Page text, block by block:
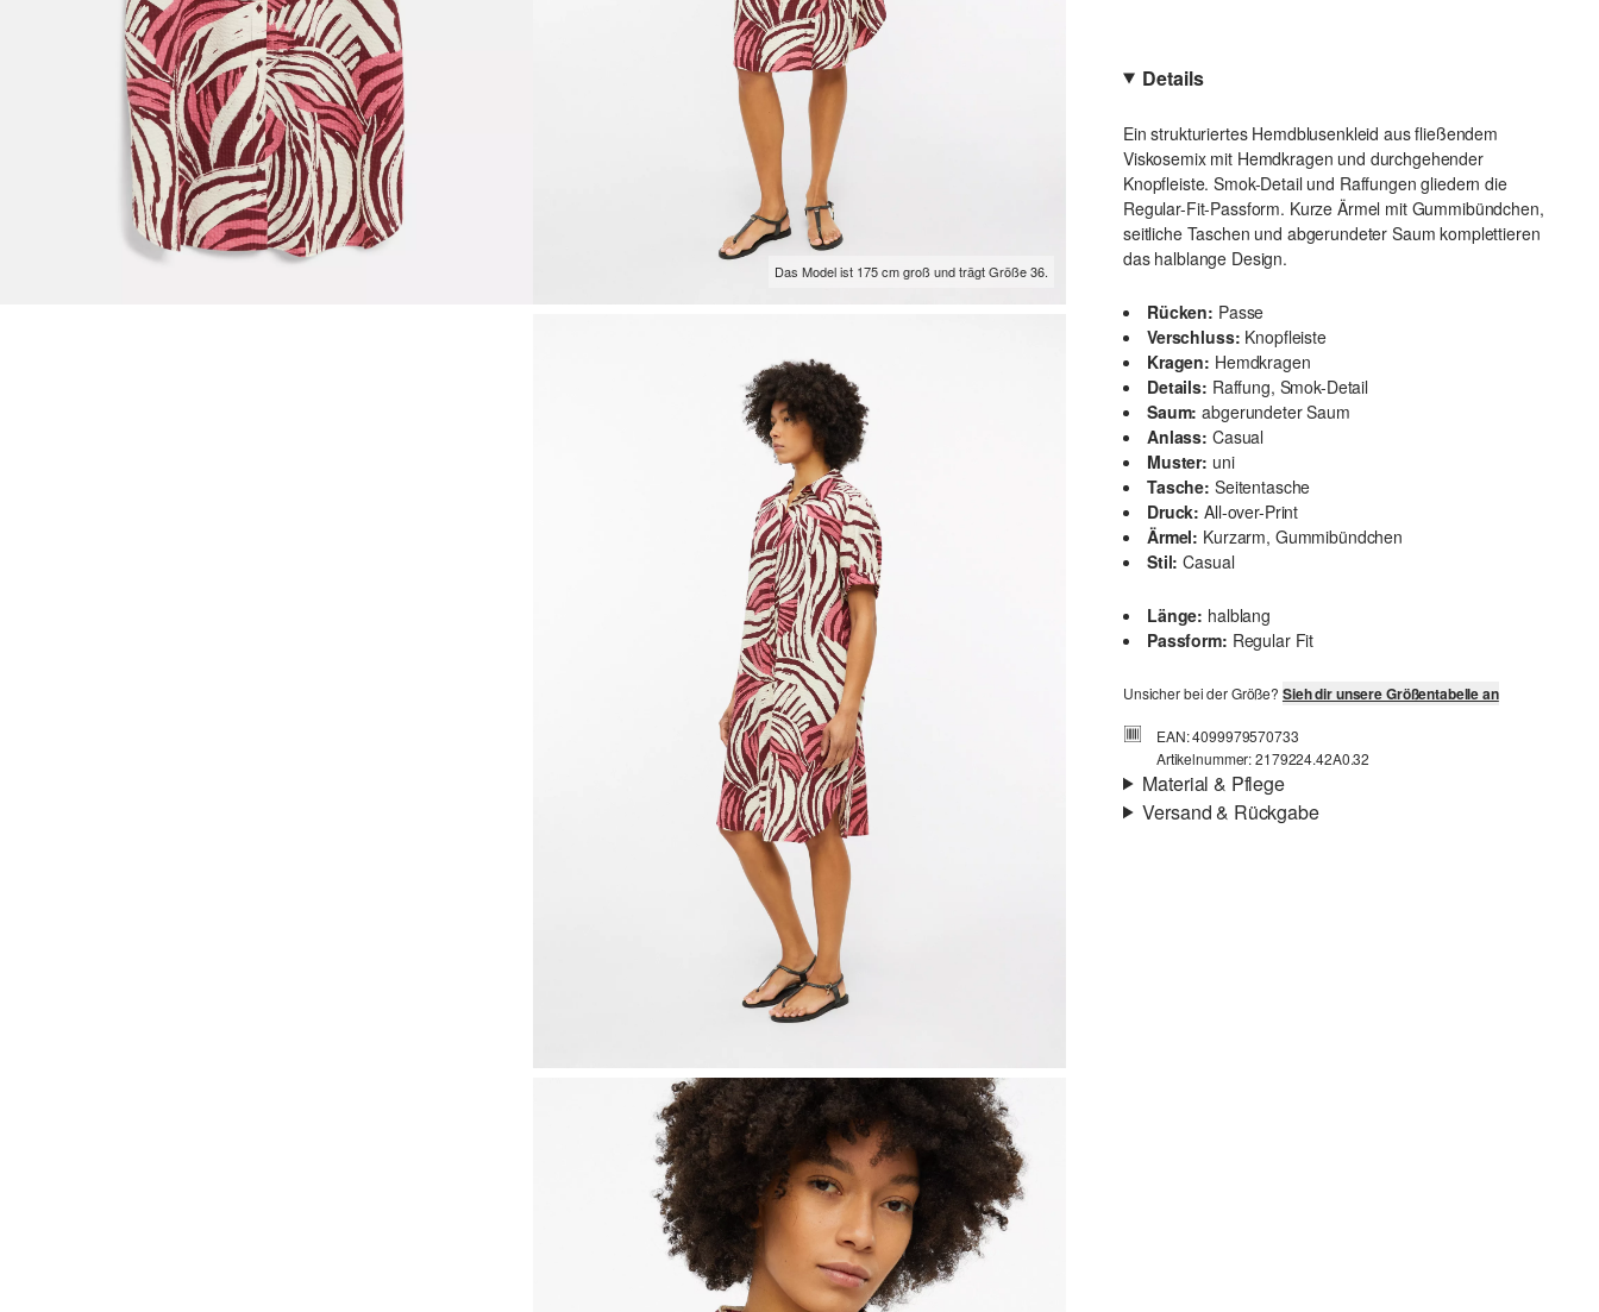
Das Model ist 175 cm groß und trägt Größe 36.
Details
Ein strukturiertes Hemdblusenkleid aus fließendem
Viskosemix mit Hemdkragen und durchgehender
Knopfleiste. Smok-Detail und Raffungen gliedern die
Regular-Fit-Passform. Kurze Ärmel mit Gummibündchen,
seitliche Taschen und abgerundeter Saum komplettieren
das halblange Design.
Rücken: Passe
Verschluss: Knopfleiste
Kragen: Hemdkragen
Details: Raffung, Smok-Detail
Saum: abgerundeter Saum
Anlass: Casual
Muster: uni
Tasche: Seitentasche
Druck: All-over-Print
Ärmel: Kurzarm, Gummibündchen
Stil: Casual
Länge: halblang
Passform: Regular Fit
Unsicher bei der Größe? Sieh dir unsere Größentabelle an
EAN: 4099979570733
Artikelnummer: 2179224.42A0.32
Material & Pflege
Versand & Rückgabe